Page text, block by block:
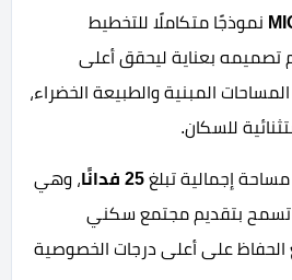
نموذجًا متكاملًا للتخطيط
تصميمه بعناية ليحقق أعلى
المبنية والطبيعة الخضراء،
للسكان.
إجمالية تبلغ 25 فدانًا
، وهي
تسمح بتقديم مجتمع سكني
على أعلى درجات الخصوصية